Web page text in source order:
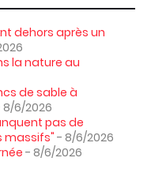
dehors après un
la nature au
de sable à
8/6/2026
pas de
massifs" - 8/6/2026
- 8/6/2026